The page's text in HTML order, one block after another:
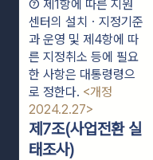
⑦ 제1항에 따른 지원
센터의 설치ㆍ지정기준
과 운영 및 제4항에 따
른 지정취소 등에 필요
한 사항은 대통령령으
로 정한다. <개정
2024.2.27>
제7조(사업전환 실
태조사)